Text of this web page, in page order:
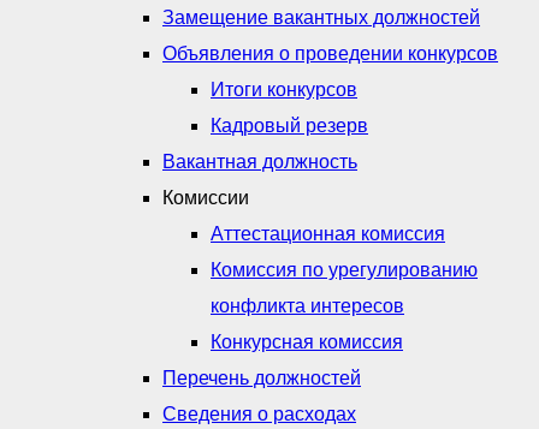
Замещение вакантных должностей
Объявления о проведении конкурсов
Итоги конкурсов
Кадровый резерв
Вакантная должность
Комиссии
Аттестационная комиссия
Комиссия по урегулированию
конфликта интересов
Конкурсная комиссия
Перечень должностей
Сведения о расходах